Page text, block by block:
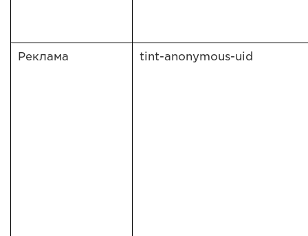
Реклама tint-anonymous-uid